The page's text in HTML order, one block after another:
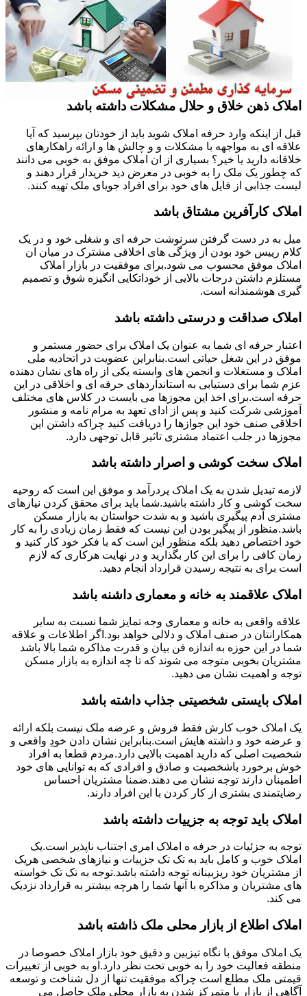
املاک ذهن خلاق و حلال مشکلات داشته باشد
قبل از اینکه وارد حرفه املاک شوید باید از خودتان بپرسید که آیا
علاقه ای به مواجهه با مشکلات و و چالش ها و ارائه راهکارهای
خلاقانه دارید یا خیر؟ بسیاری از ان املاک موفق به خوبی می دانند
که چطور یک ملک را به خوبی در معرض دید خریدار قرار دهند و
لیست جذابی از فایل های خود برای افراد جویای ملک تهیه کنند.
املاک کارآفرین مشتاق باشد
میل به در دست گرفتن سرنوشت حرفه ای و شغلی خود و در یک
کلام رییس خود بودن از ویژگی های اخلاقی مشترک در میان ان
املاک موفق محسوب می شود.برای موفقیت در بازار املاک
مستلزم داشتن درجات بالایی از خوداتکایی انگیزه شوق و تصمیم
گیری هوشمندانه است.
املاک صداقت و درستی داشته باشد
اعتبار حرفه ای شما به عنوان یک املاک برای حضور مستمر و
موفق در این شغل حیاتی است.بنابراین عضویت در اتحادیه ملی
املاک و مستغلات و انجمن های وابسته یکی از راه های نشان دهنده
عزم شما برای دستیابی به استانداردهای حرفه ای و اخلاقی در این
حرفه است.برای اخذ این مجوزها می بایست در کلاس های مختلف
آموزشی شرکت کنید و پس از ادای تعهد به مرام نامه و منشور
اخلاقی صنف خود این جوازها را دریافت کنید چراکه داشتن این
مجوزها در جلب اعتماد مشتری تاثیر قابل توجهی دارد.
املاک سخت کوشی و اصرار داشته باشد
لازمه تبدیل شدن به یک املاک پردرآمد و موفق این است که روحیه
سخت کوشی و کار داشته باشید.شما باید برای محقق کردن نیازهای
مشتری آدم پیگیری باشید و به شدت حواستان به بازار مسکن
باشد.منظور از پیگیر بودن این نیست که فقط زمان زیادی را به کار
خود اختصاص دهید بلکه منظور این است که با فکر خود کار کنید و
زمان کافی را برای این کار بگذارید و در نهایت هرکاری که لازم
است برای به نتیجه رسیدن قرارداد انجام دهید.
املاک علاقمند به خانه و معماری داشنه باشد
علاقه واقعی به خانه و معماری وجه تمایز شما نسبت به سایر
همکارانتان در صنف املاک و دلالی خواهد بود.اگر اطلاعات و علاقه
شما در این حوزه به اندازه فن بیان و قدرت مذاکره شما بالا باشد
مشتریان بخوبی متوجه می شوند که تا چه اندازه به بازار مسکن
توجه و اهمیت نشان می دهید.
املاک بایستی شخصیتی جذاب داشته باشد
یک املاک خوب کارش فقط فروش و عرضه ملک نیست بلکه ارائه
و عرضه خود و داشته هایش است.بنابراین نشان دادن خودِ واقعی و
شخصیت اصلی که دارید اهمیت بالایی دارد.مردم قطعا به افراد
خوش برخورد باشخصیت و صادق و افرادی که به توانایی های خود
اطمینان دارند توجه نشان می دهند.ضمنا مشتریان احساس
رضایتمندی بشتری از کار کردن با این افراد دارند.
املاک باید توجه به جزییات داشته باشد
توجه به جزئیات در حرفه ه املاک امری اجتناب ناپذیر است.یک
املاک خوب و کامل باید به تک تک جزییات و نیازهای شخصی هریک
از مشتریان خود ریزبینانه توجه داشته باشد.توجه به تک تک خواسته
های مشتریان و مذاکره با آنها شما را هرچه بیشتر به قرارداد نزدیک
می کند.
املاک اطلاع از بازار محلی ملک ذاشته باشد
یک املاک موفق با نگاه تیزبین و دقیق خود بازار املاک خصوصا در
منطقه فعالیت خود را به خوبی تحت نظر دارد.او به خوبی از تغییرات
قیمتی ملک مطلع است چراکه موفقیت تنها از دل شناخت و توسعه
آگاهی از بازار یا متمرکز شدن به بازار محلی ملک حاصل می